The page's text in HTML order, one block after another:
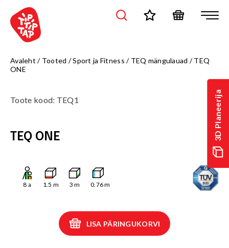
3D Planeerija
Avaleht / Tooted /Sport ja Fitness / TEQ mängulauad /TEQ
ONE
Toote kood: TEQ1
TEQ ONE
8 a 1.5 m 3 m 0.76m
LISA PÄRINGUKORVI